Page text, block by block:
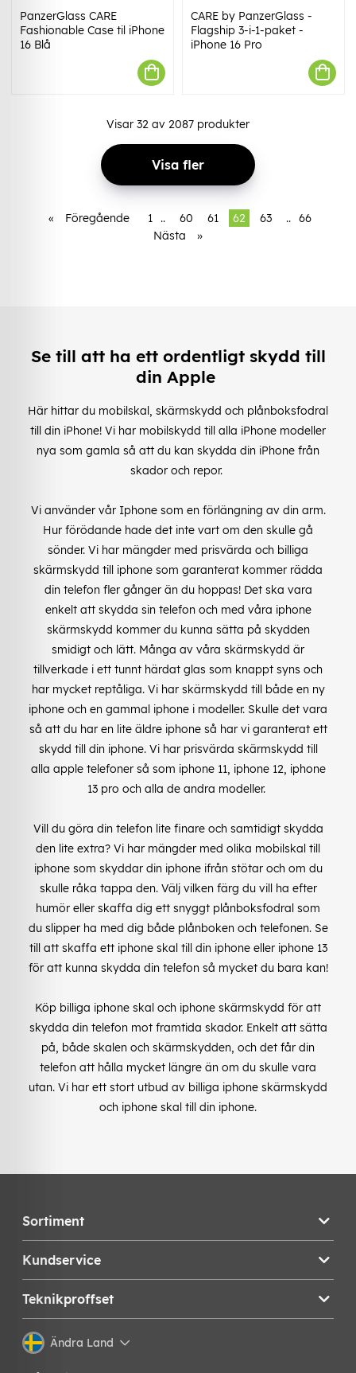
PanzerGlass CARE
Fashionable Case til iPhone
16 Blå
CARE by PanzerGlass -
Flagship 3-i-1-paket -
iPhone 16 Pro
Visar 32 av 2087 produkter
Visa fler
« Föregående 1 .. 60 61 62 63 .. 66
Nästa
»
Se till att ha ett ordentligt skydd till
din Apple
Här hittar du mobilskal, skärmskydd och plånboksfodral
till din iPhone! Vi har mobilskydd till alla iPhone modeller
nya som gamla så att du kan skydda din iPhone från
skador och repor.
Vi använder vår Iphone som en förlängning av din arm.
Hur förödande hade det inte vart om den skulle gå
sönder. Vi har mängder med prisvärda och billiga
skärmskydd till iphone som garanterat kommer rädda
din telefon fler gånger än du hoppas! Det ska vara
enkelt att skydda sin telefon och med våra iphone
skärmskydd kommer du kunna sätta på skydden
smidigt och lätt. Många av våra skärmskydd är
tillverkade i ett tunnt härdat glas som knappt syns och
har mycket reptåliga. Vi har skärmskydd till både en ny
iphone och en gammal iphone i modeller. Skulle det vara
så att du har en lite äldre iphone så har vi garanterat ett
skydd till din iphone. Vi har prisvärda skärmskydd till
alla apple telefoner så som iphone 11, iphone 12, iphone
13 pro och alla de andra modeller.
Vill du göra din telefon lite finare och samtidigt skydda
den lite extra? Vi har mängder med olika mobilskal till
iphone som skyddar din iphone ifrån stötar och om du
skulle råka tappa den. Välj vilken färg du vill ha efter
humör eller skaffa dig ett snyggt plånboksfodral som
du slipper ha med dig både plånboken och telefonen. Se
till att skaffa ett iphone skal till din iphone eller iphone 13
för att kunna skydda din telefon så mycket du bara kan!
Köp billiga iphone skal och iphone skärmskydd för att
skydda din telefon mot framtida skador. Enkelt att sätta
på, både skalen och skärmskydden, och det får din
telefon att hålla mycket längre än om du skulle vara
utan. Vi har ett stort utbud av billiga iphone skärmskydd
och iphone skal till din iphone.
Sortiment
Kundservice
Teknikproffset
Ändra Land